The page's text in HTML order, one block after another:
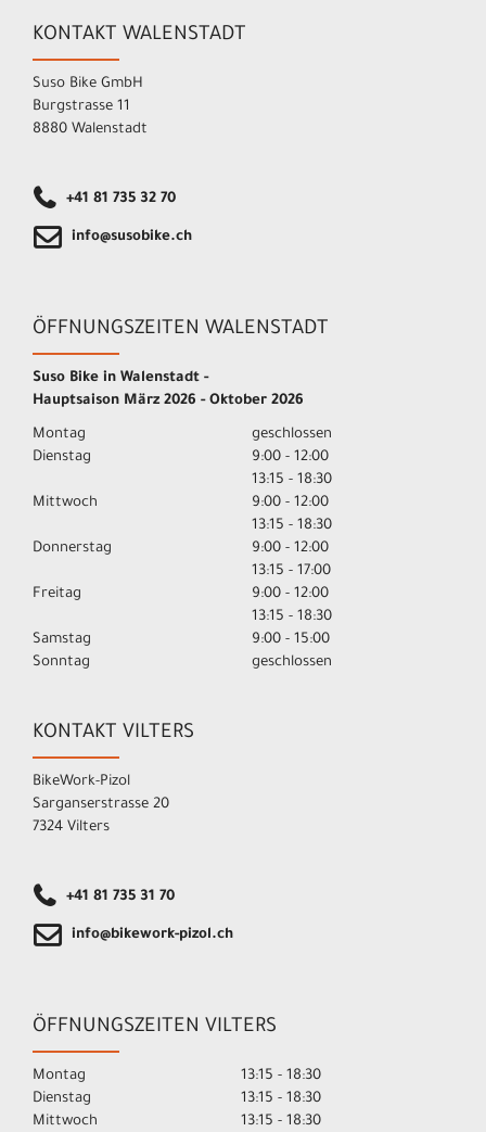
KONTAKT WALENSTADT
Suso Bike GmbH
Burgstrasse 11
8880 Walenstadt
+41 81 735 32 70
info@susobike.ch
ÖFFNUNGSZEITEN WALENSTADT
Suso Bike in Walenstadt -
Hauptsaison März 2026 - Oktober 2026
Montag
geschlossen
Dienstag
9:00 - 12:00
13:15 - 18:30
Mittwoch
9:00 - 12:00
13:15 - 18:30
Donnerstag
9:00 - 12:00
13:15 - 17:00
Freitag
9:00 - 12:00
13:15 - 18:30
Samstag
9:00 - 15:00
Sonntag
geschlossen
KONTAKT VILTERS
BikeWork-Pizol
Sarganserstrasse 20
7324 Vilters
+41 81 735 31 70
info@bikework-pizol.ch
ÖFFNUNGSZEITEN VILTERS
Montag
13:15 - 18:30
Dienstag
13:15 - 18:30
Mittwoch
13:15 - 18:30